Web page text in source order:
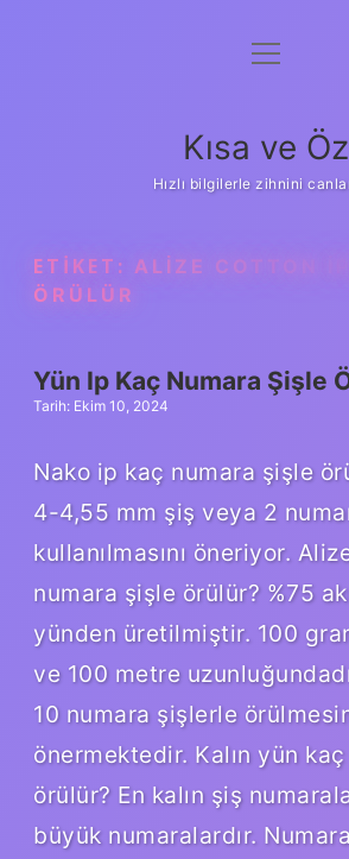
Anasayfa
Yasal Uyarı
menüyü
Kısa ve Öz
Hızlı bilgilerle zihnini
ETIKET: ALIZE COTTON
ÖRÜLÜR
Yün Ip Kaç Numara Şişle
Tarih: Ekim 10, 2024
Nako ip kaç numara şişle
4-4,55 mm şiş veya 2
kullanılmasını öneriyor.
numara şişle örülür? %75
yünden üretilmiştir. 100
ve 100 metre
10 numara şişlerle
önermektedir. Kalın yün
örülür? En kalın şiş
büyük numaralardır.